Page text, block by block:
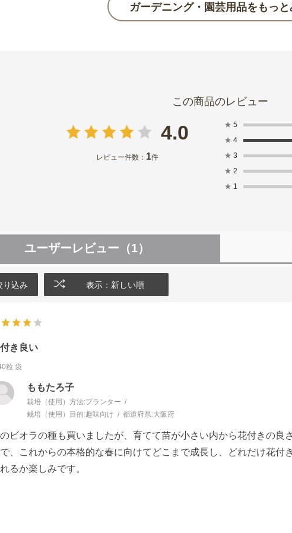
ガーデニング・園芸用品をもっと
4.0
レビュー件数： 1件
★ 5
★ 4
★ 3
★ 2
★ 1
ユーザーレビュー （1）
り込み 表示：新しい順
き良い
粒 袋
ももたろ子
栽培（使用）方法:プランター
栽培（使用）目的:趣味向け 都道府県:大阪府
ビオラの種も買いましたが、育てて苗が小さい内から花付きの良
、これからの本格的な春に向けてどこまで成長し、どれだけ花付
るか楽しみです。